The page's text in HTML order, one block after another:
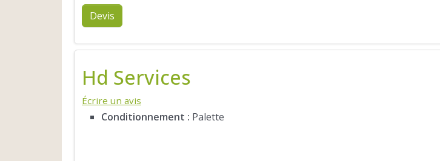
Devis
Hd Services
Écrire un avis
Conditionnement : Palette